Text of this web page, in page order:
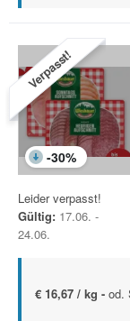
Verpasst!
-30%
Leider verpasst!
Gültig: 17.06. -
24.06.
€ 16,67 / kg - od.